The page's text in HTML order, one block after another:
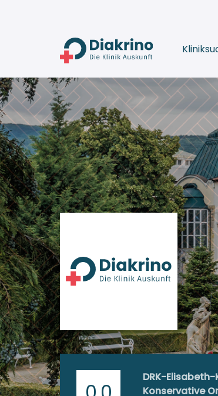
DRK-
Konservative